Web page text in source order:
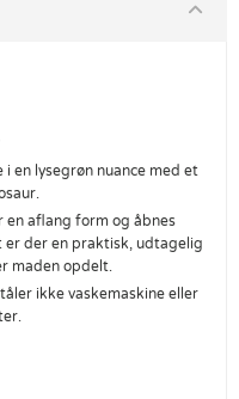
i en lysegrøn nuance med et
en aflang form og åbnes
der en praktisk, udtagelig
maden opdelt.
ikke vaskemaskine eller